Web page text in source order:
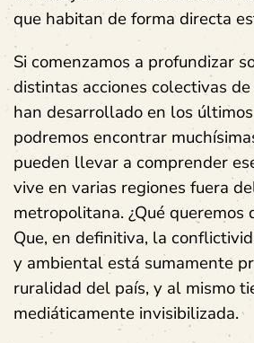
que habitan de forma directa
Si comenzamos a profundizar
distintas acciones colectivas
han desarrollado en los
podremos encontrar
pueden llevar a comprender
vive en varias regiones fuera
metropolitana. ¿Qué queremos
Que, en definitiva, la
y ambiental está sumamente
ruralidad del país, y al mismo
mediáticamente invisibilizada.